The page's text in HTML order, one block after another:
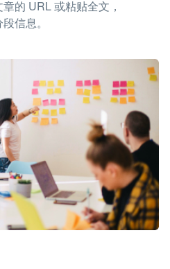
的 URL 或粘贴全文，
信息。